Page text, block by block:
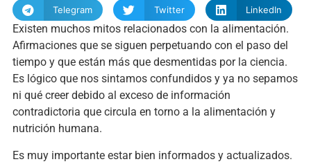
Telegram Twitter LinkedIn
Existen muchos mitos relacionados con la alimentación.
Afirmaciones que se siguen perpetuando con el paso del
tiempo y que están más que desmentidas por la ciencia.
Es lógico que nos sintamos confundidos y ya no sepamos
ni qué creer debido al exceso de información
contradictoria que circula en torno a la alimentación y
nutrición humana.
Es muy importante estar bien informados y actualizados.